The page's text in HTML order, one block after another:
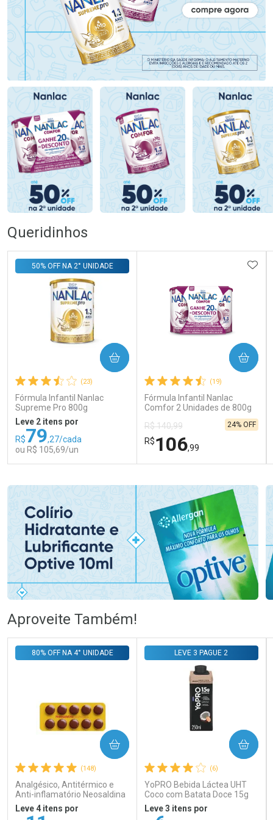
Queridinhos
(23)
Fórmula Infantil Nanlac
Supreme Pro 800g
50% OFF NA 2° UNIDADE
Leve 2 itens por
R$79,27/cada
ou R$ 105,69/un
COMPRAR
Comprar sem Desconto
Por R$ 105,69/cada
Comprar sem Desconto
Por R$ 105,69/cada
(19)
Fórmula Infantil Nanlac
Comfor 2 Unidades de 800g
R$ 140,99
R$106,99
24% OFF
COMPRAR
Laboratório
Comprar sem Desconto
Por R$ 106,99/cada
Por Menos
Comprar sem Desconto
Por R$ 106,99/cada
Aproveite Também!
(148)
Analgésico, Antitérmico e
Anti-inflamatório Neosaldina
30mg + 300mg + 30mg 10
Drágeas
80% OFF NA 4° UNIDADE
Leve 4 itens por
COMPRAR
(6)
YoPRO Bebida Láctea UHT
Coco com Batata Doce 15g
de proteínas 250ml
LEVE 3 PAGUE 2
Leve 3 itens por
COMPRAR